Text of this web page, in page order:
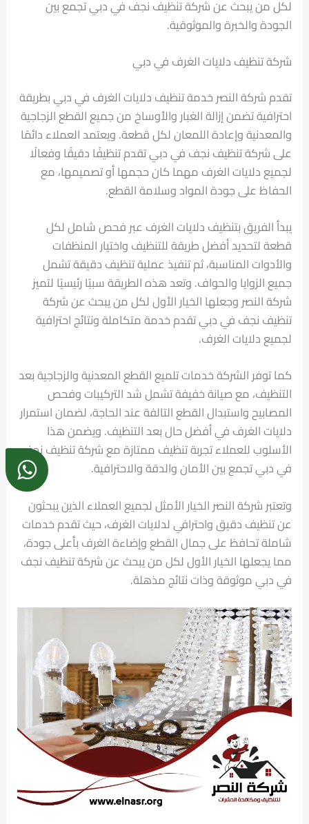
لكل من يبحث عن شركة تنظيف نجف في دبي تجمع بين
الجودة والخبرة والموثوقية.
شركة تنظيف دلايات الغرف في دبي
تقدم شركة النصر خدمة تنظيف دلايات الغرف في دبي بطريقة
احترافية تضمن إزالة الغبار والأوساخ من جميع القطع الزجاجية
والمعدنية وإعادة اللمعان لكل قطعة. ويعتمد العملاء دائمًا
على شركة تنظيف نجف في دبي تقدم تنظيفًا دقيقًا وفعالًا
لجميع دلايات الغرف مهما كان حجمها أو تصميمها، مع
الحفاظ على جودة المواد وسلامة القطع.
يبدأ الفريق بتنظيف دلايات الغرف عبر فحص شامل لكل
قطعة لتحديد أفضل طريقة للتنظيف واختيار المنظفات
والأدوات المناسبة، ثم تنفيذ عملية تنظيف دقيقة تشمل
جميع الزوايا والحواف. وتعد هذه الطريقة سببًا رئيسيًا لتميز
شركة النصر وجعلها الخيار الأول لكل من يبحث عن شركة
تنظيف نجف في دبي تقدم خدمة متكاملة ونتائج احترافية
لجميع دلايات الغرف.
كما توفر الشركة خدمات تلميع القطع المعدنية والزجاجية بعد
التنظيف، مع صيانة خفيفة تشمل شد التركيبات وفحص
المصابيح واستبدال القطع التالفة عند الحاجة، لضمان استمرار
دلايات الغرف في أفضل حال بعد التنظيف. ويضمن هذا
الأسلوب للعملاء تجربة تنظيف ممتازة مع شركة تنظيف نجف
في دبي تجمع بين الأمان والدقة والاحترافية.
وتعتبر شركة النصر الخيار الأمثل لجميع العملاء الذين يبحثون
عن تنظيف دقيق واحترافي لدلايات الغرف، حيث تقدم خدمات
شاملة تحافظ على جمال القطع وإضاءة الغرف بأعلى جودة،
مما يجعلها الخيار الأول لكل من يبحث عن شركة تنظيف نجف
في دبي موثوقة وذات نتائج مذهلة.